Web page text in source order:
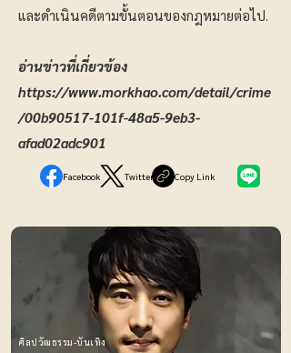
และดำเนินคดีตามขั้นตอนของกฎหมายต่อไป.
อ่านข่าวที่เกี่ยวข้อง
https://www.morkhao.com/detail/crime
/00b90517-101f-48a5-9eb3-
afad02adc901
Facebook Twitter Copy Link
ศิลปวัฒธรรม-บันเทิง